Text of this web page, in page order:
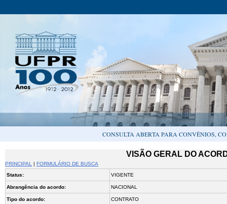
CONSULTA ABERTA PARA CONVÊNIOS,
VISÃO GERAL DO
PRINCIPAL | FORMULÁRIO DE BUSCA
Status:
VIGENTE
Abrangência do acordo: NACIONAL
Tipo do acordo: CONTRATO